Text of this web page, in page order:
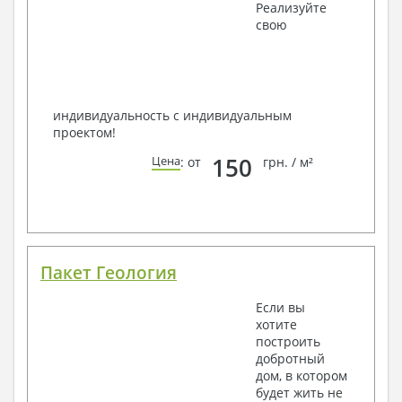
Реализуйте
свою
индивидуальность с индивидуальным
проектом!
Цена: от 150 грн. / м²
Пакет Геология
Если вы
хотите
построить
добротный
дом, в котором
будет жить не